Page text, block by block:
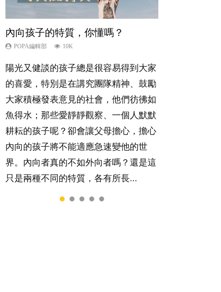
內向孩子的特質，你懂嗎？
POPA編輯部 10K
陽光又健談的孩子總是很容易得到大家
的喜愛，特別是在講究團隊精神、鼓勵
大家積極發表意見的社會，他們彷彿如
魚得水；那些愛靜靜觀察、一個人默默
耕耘的孩子呢？卻會讓父母擔心，擔心
內向的孩子將不能適應急速變他的世
界。內向者真的不如外向者嗎？還是這
只是兩種不同的特質，各有所長...
夫妻必看！經營婚姻，沒捷徑
POPA編輯部 22.9K
你是不是也曾經以為只要跟相愛的人結
婚，就自然能走到白頭，但生了孩子卻
發現事情不如你所料？ 經營婚姻，不
如我們想像的簡單，卻也不是大家說得
那麼難。一起來認識婚姻的真相！...
想孩子學好外語，點做好？
POPA編輯部 9.9K
有人話學多種語言越早開始越好，有人
卻說一時間太多語言，會令孩子感到混
淆，到底誰是誰非？聽聽專家怎樣說，
解開語言學習的迷思～...
新手父母不用怕
POPA編輯部 16.3K
相信許多人初為人父母，由懷孕開始到
孩子呱呱落地，心中都有數之不盡的問
題～這裡一次過集合我們以往製作過的
相關短片。 這段路讓我們跟你同行～...
孩子能力天注定？
POPA編輯部 7.9K
很多父母都希望孩子係個「叻仔叻
女」，學業別太差，日常自理井井有
條。這樣的孩子是萬中無一，還是魚與
熊掌，不能兼得？...